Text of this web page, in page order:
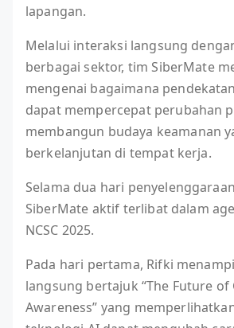
lapangan.
Melalui interaksi langsung
berbagai sektor, tim SiberMate
mengenai bagaimana
dapat mempercepat perubahan
membangun budaya keamanan
berkelanjutan di tempat kerja.
Selama dua hari
SiberMate aktif terlibat dalam
NCSC 2025.
Pada hari pertama, Rifki
langsung bertajuk “The Future of
Awareness” yang